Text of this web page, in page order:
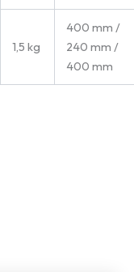
1,5 kg
400 mm /
240 mm /
400 mm